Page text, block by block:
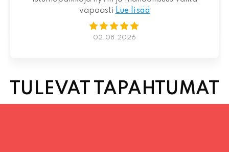
vapaasti Lue lisää
02.08.2026
TULEVAT TAPAHTUMAT